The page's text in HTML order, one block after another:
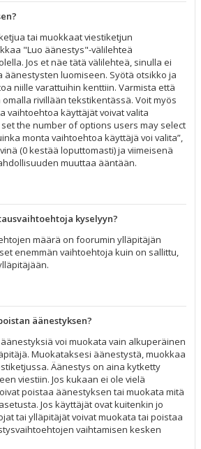
tai muokkaat viestiketjun
"Luo äänestys"-välilehteä
Jos et näe tätä välilehteä, sinulla ei
äänestysten luomiseen. Syötä otsikko ja
niille varattuihin kenttiin. Varmista että
rivillään tekstikentässä. Voit myös
vaihtoehtoa käyttäjät voivat valita
the number of options users may select
monta vaihtoehtoa käyttäjä voi valita”,
(0 kestää loputtomasti) ja viimeisenä
muuttaa ääntään.
kyselyyn?
määrä on foorumin ylläpitäjän
enemmän vaihtoehtoja kuin on sallittu,
äänestyksen?
voi muokata vain alkuperäinen
Muokataksesi äänestystä, muokkaa
Äänestys on aina kytketty
viestiin. Jos kukaan ei ole vielä
poistaa äänestyksen tai muokata mitä
Jos käyttäjät ovat kuitenkin jo
tai ylläpitäjät voivat muokata tai poistaa
vaihtamisen kesken